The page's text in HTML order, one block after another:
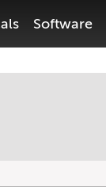
Software